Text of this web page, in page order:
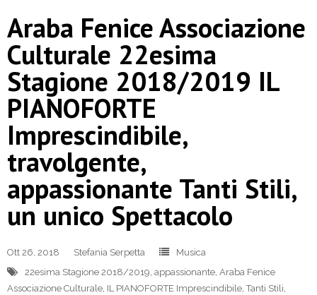
Araba Fenice Associazione
Culturale 22esima
Stagione 2018/2019 IL
PIANOFORTE
Imprescindibile,
travolgente,
appassionante Tanti Stili,
un unico Spettacolo
Ott 26, 2018 Stefania Serpetta
Musica
22esima Stagione 2018/2019, appassionante, Araba Fenice
Associazione Culturale, IL PIANOFORTE Imprescindibile,Tanti Stili,